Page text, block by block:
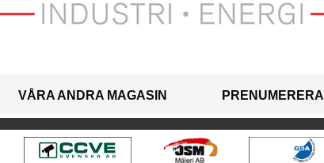
VÅRA ANDRA MAGASIN PRENUMERERA